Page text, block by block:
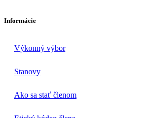
Informácie
Výkonný výbor
Stanovy
Ako sa stať členom